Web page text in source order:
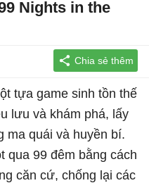
Nights in the
tựa game sinh tồn thế
lưu và khám phá, lấy
ma quái và huyền bí.
qua 99 đêm bằng cách
căn cứ, chống lại các